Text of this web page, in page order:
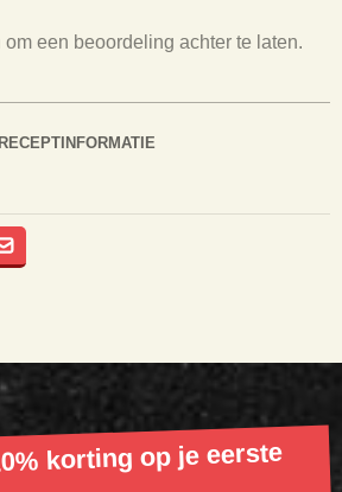
een beoordeling achter te laten.
RECEPTINFORMATIE
korting op je eerste